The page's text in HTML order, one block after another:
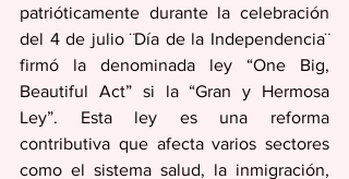
patrióticamente durante la celebración
del 4 de julio ¨Día de la Independencia¨
firmó la denominada ley “One Big,
Beautiful Act” si la “Gran y Hermosa
Ley”. Esta ley es una reforma
contributiva que afecta varios sectores
como el sistema salud, la inmigración,